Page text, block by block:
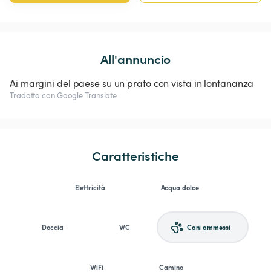
All'annuncio
Ai margini del paese su un prato con vista in lontananza
Tradotto con Google Translate
Caratteristiche
Elettricità Acqua dolce
Doccia WC Cani ammessi
WiFi Camino